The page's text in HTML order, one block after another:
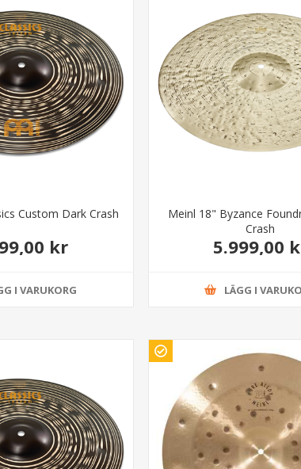
Custom Dark Crash
kr
I VARUKORG
Meinl 18" Byzance
Crash
5.999,00
LÄGG I